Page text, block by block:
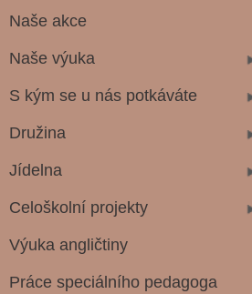
Naše akce
Naše výuka
S kým se u nás potkáváte
Družina
Jídelna
Celoškolní projekty
Výuka angličtiny
Práce speciálního pedagoga